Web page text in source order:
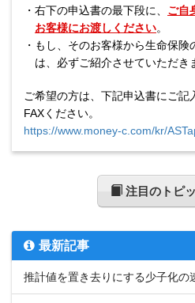
・ 右下の申込書の最下段に、 ご自
お客様にお渡しください。
・ もし、そのお客様から生命保険
は、 必ずご紹介させていただき
ご希望の方は、下記申込書にご
FAXください。
https://www.money-c.com/kr/
注目のトピ
最新記事
推計値を置き去りにする少子化の